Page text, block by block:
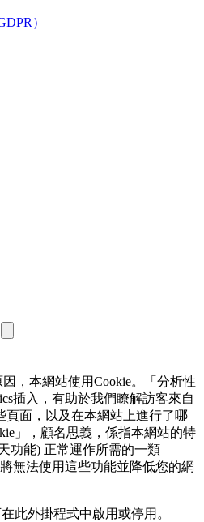
）
，本網站使用Cookie。「分析性
插入，有助於我們瞭解訪客來自
頁面，以及在本網站上進行了哪
」，顧名思義，係指本網站的特
功能) 正常運作所需的一類
無法使用這些功能並降低您的網
此外掛程式中啟用或停用。